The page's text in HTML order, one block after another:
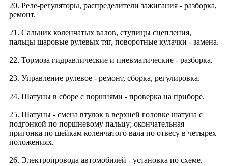
20. Реле-регуляторы, распределители зажигания - разборка,
ремонт.
21. Сальник коленчатых валов, ступицы сцепления,
пальцы шаровые рулевых тяг, поворотные кулачки - замена.
22. Тормоза гидравлические и пневматические - разборка.
23. Управление рулевое - ремонт, сборка, регулировка.
24. Шатуны в сборе с поршнями - проверка на приборе.
25. Шатуны - смена втулок в верхней головке шатуна с
подгонкой по поршневому пальцу; окончательная
пригонка по шейкам коленчатого вала по отвесу в четырех
положениях.
26. Электропровода автомобилей - установка по схеме.